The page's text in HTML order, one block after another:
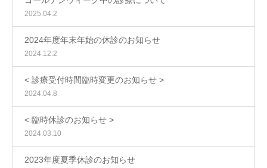
2025.04.2
2024年度年末年始の休診のお知らせ
2024.12.2
< 診療受付時間臨時変更のお知らせ >
2024.04.8
< 臨時休診のお知らせ >
2024.03.10
2023年度夏季休診のお知らせ